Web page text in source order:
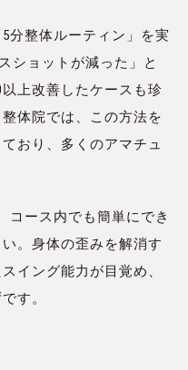
分整体ルーティン」を実
ショットが減った」と
上改善したケースも珍
体院では、この方法を
おり、多くのアマチュ
コース内でも簡単にでき
。身体の歪みを解消す
イング能力が目覚め、
す。